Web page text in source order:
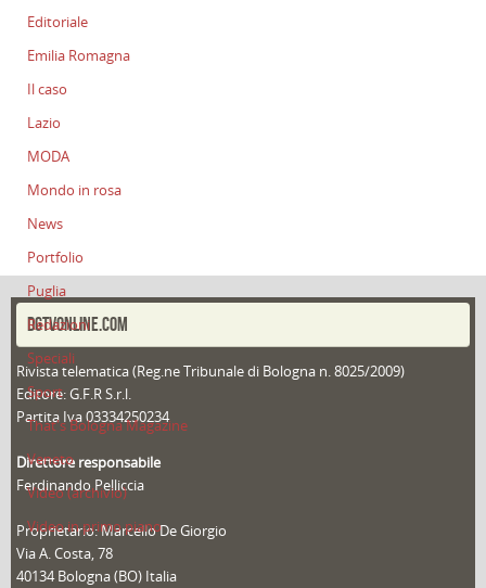
Editoriale
Emilia Romagna
Il caso
Lazio
MODA
Mondo in rosa
News
Portfolio
Puglia
Redazioni
Speciali
Sport
That's Bologna Magazine
Veneto
Video (archivio)
Video in primo piano
DGTVONLINE.COM
Rivista telematica (Reg.ne Tribunale di Bologna n. 8025/2009)
Editore: G.F.R S.r.l.
Partita Iva 03334250234
Direttore responsabile
Ferdinando Pelliccia
Proprietario: Marcello De Giorgio
Via A. Costa, 78
40134 Bologna (BO) Italia